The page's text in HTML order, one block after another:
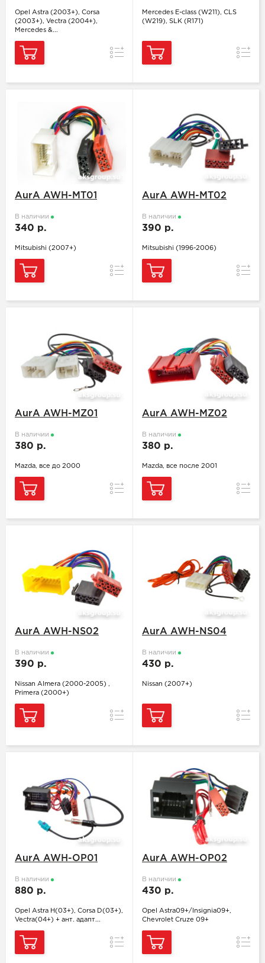
Opel Astra (2003+), Corsa
(2003+), Vectra (2004+),
Mercedes &...
Сравнение
Mercedes E-class (W211), CLS
(W219), SLK (R171)
AurA AWH-MT01
В наличии
340 р.
Mitsubishi (2007+)
Сравнение
AurA AWH-MT02
В наличии
390 р.
Mitsubishi (1996-2006)
AurA AWH-MZ01
В наличии
380 р.
Mazda, все до 2000
Сравнение
AurA AWH-MZ02
В наличии
380 р.
Mazda, все после 2001
AurA AWH-NS02
В наличии
390 р.
Nissan Almera (2000-2005) ,
Primera (2000+)
Сравнение
AurA AWH-NS04
В наличии
430 р.
Nissan (2007+)
AurA AWH-OP01
В наличии
880 р.
Opel Astra H(03+), Corsa D(03+),
Vectra(04+) + ант. адапт...
Сравнение
AurA AWH-OP02
В наличии
430 р.
Opel Astra09+/Insignia09+,
Chevrolet Cruze 09+